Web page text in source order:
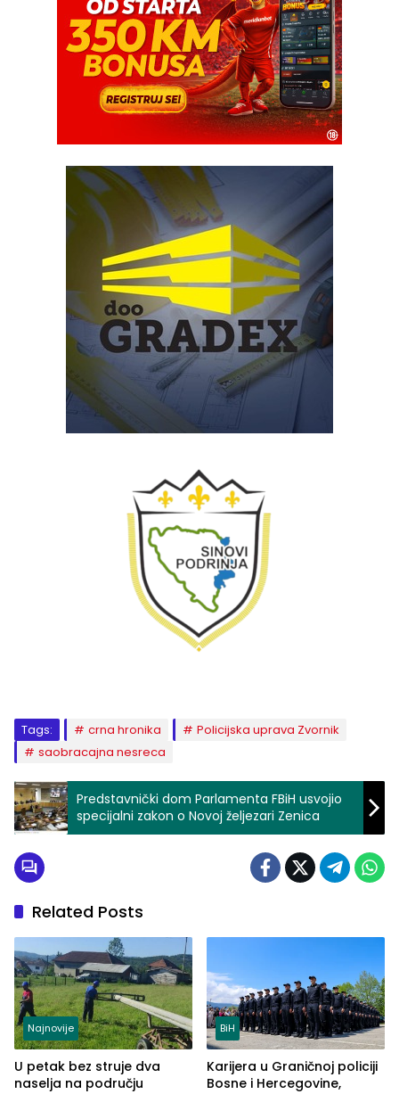
Tags: crna hronika
Policijska uprava Zvornik
saobracajna nesreca
Predstavnički dom Parlamenta FBiH usvojio
specijalni zakon o Novoj željezari Zenica
Related Posts
Najnovije
U petak bez struje dva
naselja na području
BiH
Karijera u Graničnoj policiji
Bosne i Hercegovine,